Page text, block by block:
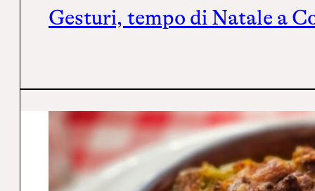
Gesturi, tempo di Natale a